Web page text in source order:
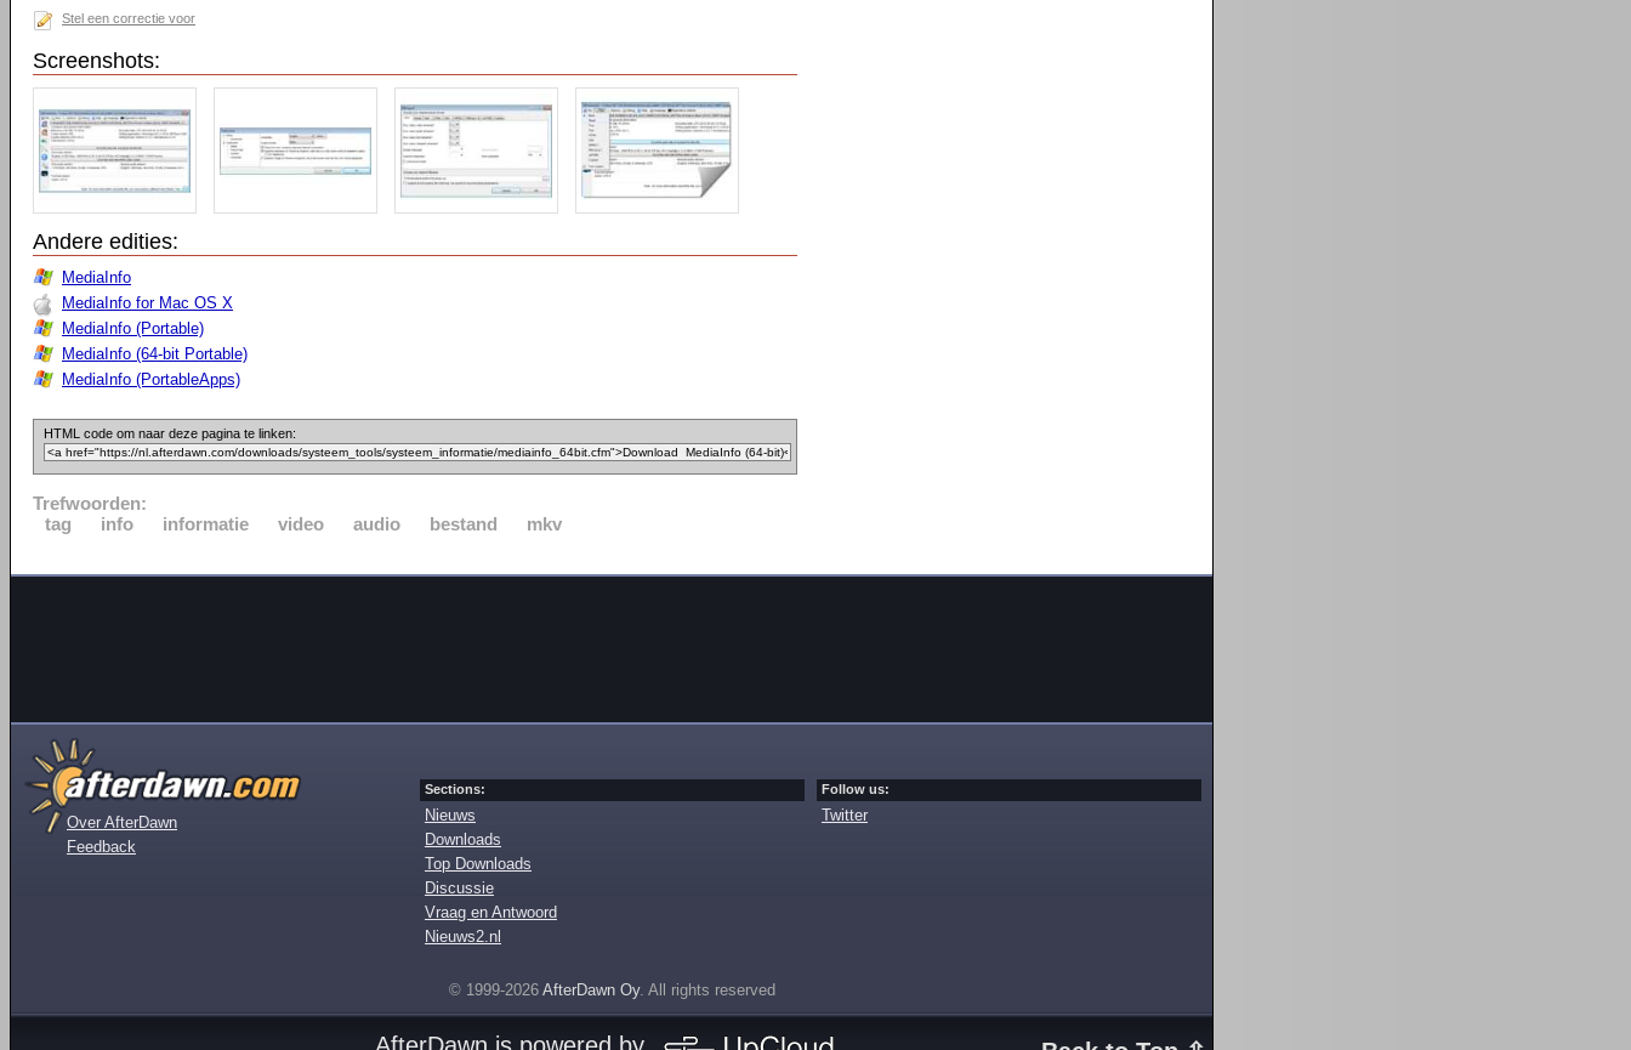
Stel een correctie voor
Screenshots:
Andere edities:
MediaInfo
MediaInfo for Mac OS X
MediaInfo (Portable)
MediaInfo (64-bit Portable)
MediaInfo (PortableApps)
HTML code om naar deze pagina te linken:
Trefwoorden:
tag
info informatie video audio bestand mkv
Over AfterDawn
Feedback
Sections:
Nieuws
Downloads
Top Downloads
Discussie
Vraag en Antwoord
Nieuws2.nl
Follow us:
Twitter
© 1999-2026 AfterDawn Oy. All rights reserved